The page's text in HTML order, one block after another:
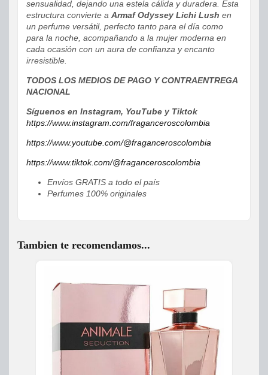
sensualidad, dejando una estela cálida y duradera. Esta
estructura convierte a Armaf Odyssey Lichi Lush en
un perfume versátil, perfecto tanto para el día como
para la noche, acompañando a la mujer moderna en
cada ocasión con un aura de confianza y encanto
irresistible.
TODOS LOS MEDIOS DE PAGO Y CONTRAENTREGA
NACIONAL
Síguenos en Instagram, YouTube y Tiktok
https://www.instagram.com/fraganceroscolombia
https://www.youtube.com/@fraganceroscolombia
https://www.tiktok.com/@fraganceroscolombia
Envíos GRATIS a todo el país
Perfumes 100% originales
Tambien te recomendamos...